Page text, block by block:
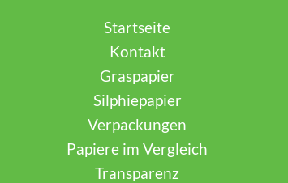
Startseite
Kontakt
Graspapier
Silphiepapier
Verpackungen
Papiere im Vergleich
Transparenz